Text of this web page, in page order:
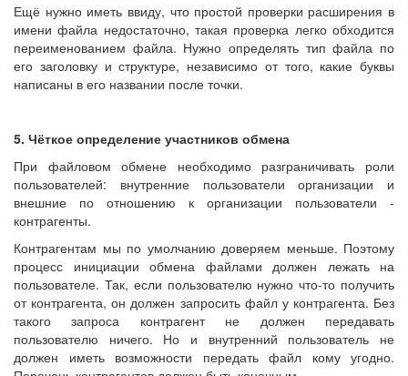
Ещё нужно иметь ввиду, что простой проверки расширения в
имени файла недостаточно, такая проверка легко обходится
переименованием файла. Нужно определять тип файла по
его заголовку и структуре, независимо от того, какие буквы
написаны в его названии после точки.
5. Чёткое определение участников обмена
При файловом обмене необходимо разграничивать роли
пользователей: внутренние пользователи организации и
внешние по отношению к организации пользователи -
контрагенты.
Контрагентам мы по умолчанию доверяем меньше. Поэтому
процесс инициации обмена файлами должен лежать на
пользователе. Так, если пользователю нужно что-то получить
от контрагента, он должен запросить файл у контрагента. Без
такого запроса контрагент не должен передавать
пользователю ничего. Но и внутренний пользователь не
должен иметь возможности передать файл кому угодно.